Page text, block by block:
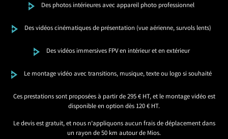
Des photos intérieures avec appareil photo professionnel
Des vidéos cinématiques de présentation (vue aérienne, survols lents)
Des vidéos immersives FPV en intérieur et en extérieur
Le montage vidéo avec transitions, musique, texte ou logo si souhaité
Ces prestations sont proposées à partir de 295 € HT, et le montage vidéo est
disponible en option dès 120 € HT.
Le devis est gratuit, et nous n’appliquons aucun frais de déplacement dans
un rayon de 50 km autour de Mios.